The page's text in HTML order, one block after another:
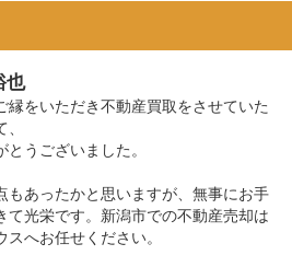
也
縁をいただき不動産買取をさせていた
とうございました。
もあったかと思いますが、無事にお手
て光栄です。新潟市での不動産売却は
スへお任せください。